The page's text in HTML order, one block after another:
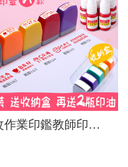
批改作業印鑑教師印鑑セット先生が作業コメントを添削して捺印し、表彰します。英語が上手で、小学生が五つの箱を奨励します。